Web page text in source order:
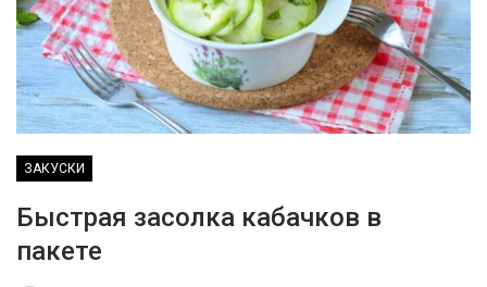
ЗАКУСКИ
Быстрая засолка кабачков в
пакете